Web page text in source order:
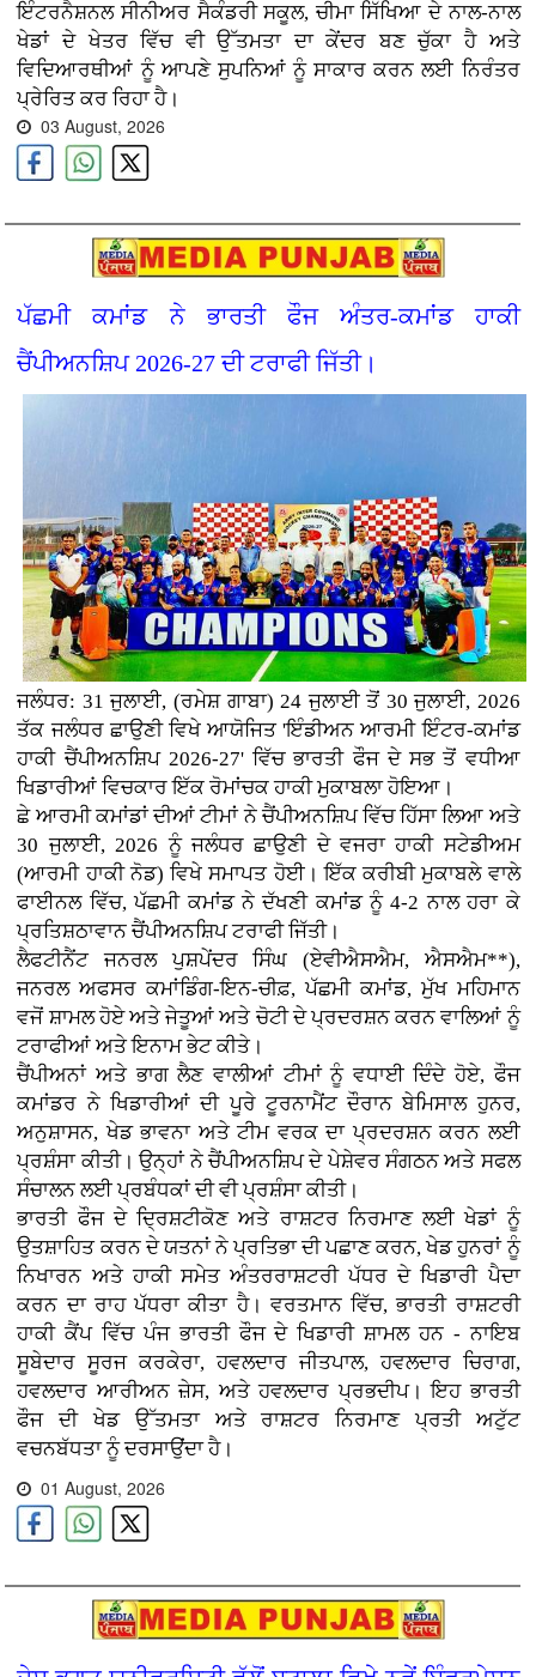
ਇੰਟਰਨੈਸ਼ਨਲ ਸੀਨੀਅਰ ਸੈਕੰਡਰੀ ਸਕੂਲ, ਚੀਮਾ ਸਿੱਖਿਆ ਦੇ ਨਾਲ-ਨਾਲ
ਖੇਡਾਂ ਦੇ ਖੇਤਰ ਵਿੱਚ ਵੀ ਉੱਤਮਤਾ ਦਾ ਕੇਂਦਰ ਬਣ ਚੁੱਕਾ ਹੈ ਅਤੇ
ਵਿਦਿਆਰਥੀਆਂ ਨੂੰ ਆਪਣੇ ਸੁਪਨਿਆਂ ਨੂੰ ਸਾਕਾਰ ਕਰਨ ਲਈ ਨਿਰੰਤਰ
ਪ੍ਰੇਰਿਤ ਕਰ ਰਿਹਾ ਹੈ।
03 August, 2026
ਪੱਛਮੀ ਕਮਾਂਡ ਨੇ ਭਾਰਤੀ ਫੌਜ ਅੰਤਰ-ਕਮਾਂਡ ਹਾਕੀ
ਚੈਂਪੀਅਨਸ਼ਿਪ 2026-27 ਦੀ ਟਰਾਫੀ ਜਿੱਤੀ।
ਜਲੰਧਰ: 31 ਜੁਲਾਈ, (ਰਮੇਸ਼ ਗਾਬਾ) 24 ਜੁਲਾਈ ਤੋਂ 30 ਜੁਲਾਈ, 2026
ਤੱਕ ਜਲੰਧਰ ਛਾਉਣੀ ਵਿਖੇ ਆਯੋਜਿਤ 'ਇੰਡੀਅਨ ਆਰਮੀ ਇੰਟਰ-ਕਮਾਂਡ
ਹਾਕੀ ਚੈਂਪੀਅਨਸ਼ਿਪ 2026-27' ਵਿੱਚ ਭਾਰਤੀ ਫੌਜ ਦੇ ਸਭ ਤੋਂ ਵਧੀਆ
ਖਿਡਾਰੀਆਂ ਵਿਚਕਾਰ ਇੱਕ ਰੋਮਾਂਚਕ ਹਾਕੀ ਮੁਕਾਬਲਾ ਹੋਇਆ।
ਛੇ ਆਰਮੀ ਕਮਾਂਡਾਂ ਦੀਆਂ ਟੀਮਾਂ ਨੇ ਚੈਂਪੀਅਨਸ਼ਿਪ ਵਿੱਚ ਹਿੱਸਾ ਲਿਆ ਅਤੇ
30 ਜੁਲਾਈ, 2026 ਨੂੰ ਜਲੰਧਰ ਛਾਉਣੀ ਦੇ ਵਜਰਾ ਹਾਕੀ ਸਟੇਡੀਅਮ
(ਆਰਮੀ ਹਾਕੀ ਨੋਡ) ਵਿਖੇ ਸਮਾਪਤ ਹੋਈ। ਇੱਕ ਕਰੀਬੀ ਮੁਕਾਬਲੇ ਵਾਲੇ
ਫਾਈਨਲ ਵਿੱਚ, ਪੱਛਮੀ ਕਮਾਂਡ ਨੇ ਦੱਖਣੀ ਕਮਾਂਡ ਨੂੰ 4-2 ਨਾਲ ਹਰਾ ਕੇ
ਪ੍ਰਤਿਸ਼ਠਾਵਾਨ ਚੈਂਪੀਅਨਸ਼ਿਪ ਟਰਾਫੀ ਜਿੱਤੀ।
ਲੈਫਟੀਨੈਂਟ ਜਨਰਲ ਪੁਸ਼ਪੇਂਦਰ ਸਿੰਘ (ਏਵੀਐਸਐਮ, ਐਸਐਮ**),
ਜਨਰਲ ਅਫਸਰ ਕਮਾਂਡਿੰਗ-ਇਨ-ਚੀਫ਼, ਪੱਛਮੀ ਕਮਾਂਡ, ਮੁੱਖ ਮਹਿਮਾਨ
ਵਜੋਂ ਸ਼ਾਮਲ ਹੋਏ ਅਤੇ ਜੇਤੂਆਂ ਅਤੇ ਚੋਟੀ ਦੇ ਪ੍ਰਦਰਸ਼ਨ ਕਰਨ ਵਾਲਿਆਂ ਨੂੰ
ਟਰਾਫੀਆਂ ਅਤੇ ਇਨਾਮ ਭੇਟ ਕੀਤੇ।
ਚੈਂਪੀਅਨਾਂ ਅਤੇ ਭਾਗ ਲੈਣ ਵਾਲੀਆਂ ਟੀਮਾਂ ਨੂੰ ਵਧਾਈ ਦਿੰਦੇ ਹੋਏ, ਫੌਜ
ਕਮਾਂਡਰ ਨੇ ਖਿਡਾਰੀਆਂ ਦੀ ਪੂਰੇ ਟੂਰਨਾਮੈਂਟ ਦੌਰਾਨ ਬੇਮਿਸਾਲ ਹੁਨਰ,
ਅਨੁਸ਼ਾਸਨ, ਖੇਡ ਭਾਵਨਾ ਅਤੇ ਟੀਮ ਵਰਕ ਦਾ ਪ੍ਰਦਰਸ਼ਨ ਕਰਨ ਲਈ
ਪ੍ਰਸ਼ੰਸਾ ਕੀਤੀ। ਉਨ੍ਹਾਂ ਨੇ ਚੈਂਪੀਅਨਸ਼ਿਪ ਦੇ ਪੇਸ਼ੇਵਰ ਸੰਗਠਨ ਅਤੇ ਸਫਲ
ਸੰਚਾਲਨ ਲਈ ਪ੍ਰਬੰਧਕਾਂ ਦੀ ਵੀ ਪ੍ਰਸ਼ੰਸਾ ਕੀਤੀ।
ਭਾਰਤੀ ਫੌਜ ਦੇ ਦ੍ਰਿਸ਼ਟੀਕੋਣ ਅਤੇ ਰਾਸ਼ਟਰ ਨਿਰਮਾਣ ਲਈ ਖੇਡਾਂ ਨੂੰ
ਉਤਸ਼ਾਹਿਤ ਕਰਨ ਦੇ ਯਤਨਾਂ ਨੇ ਪ੍ਰਤਿਭਾ ਦੀ ਪਛਾਣ ਕਰਨ, ਖੇਡ ਹੁਨਰਾਂ ਨੂੰ
ਨਿਖਾਰਨ ਅਤੇ ਹਾਕੀ ਸਮੇਤ ਅੰਤਰਰਾਸ਼ਟਰੀ ਪੱਧਰ ਦੇ ਖਿਡਾਰੀ ਪੈਦਾ
ਕਰਨ ਦਾ ਰਾਹ ਪੱਧਰਾ ਕੀਤਾ ਹੈ। ਵਰਤਮਾਨ ਵਿੱਚ, ਭਾਰਤੀ ਰਾਸ਼ਟਰੀ
ਹਾਕੀ ਕੈਂਪ ਵਿੱਚ ਪੰਜ ਭਾਰਤੀ ਫੌਜ ਦੇ ਖਿਡਾਰੀ ਸ਼ਾਮਲ ਹਨ - ਨਾਇਬ
ਸੂਬੇਦਾਰ ਸੂਰਜ ਕਰਕੇਰਾ, ਹਵਲਦਾਰ ਜੀਤਪਾਲ, ਹਵਲਦਾਰ ਚਿਰਾਗ,
ਹਵਲਦਾਰ ਆਰੀਅਨ ਜ਼ੇਸ, ਅਤੇ ਹਵਲਦਾਰ ਪ੍ਰਭਦੀਪ। ਇਹ ਭਾਰਤੀ
ਫੌਜ ਦੀ ਖੇਡ ਉੱਤਮਤਾ ਅਤੇ ਰਾਸ਼ਟਰ ਨਿਰਮਾਣ ਪ੍ਰਤੀ ਅਟੁੱਟ
ਵਚਨਬੱਧਤਾ ਨੂੰ ਦਰਸਾਉਂਦਾ ਹੈ।
01 August, 2026